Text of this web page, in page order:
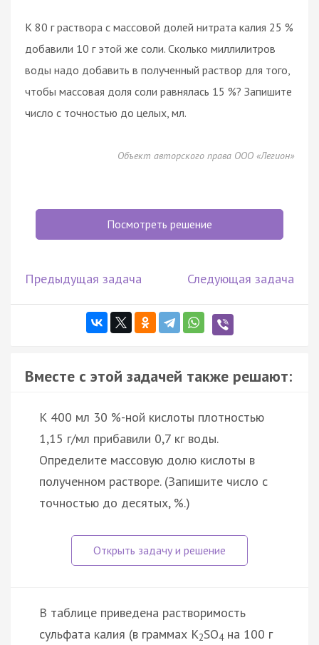
К 80 г раствора с массовой долей нитрата калия 25 %
добавили 10 г этой же соли. Сколько миллилитров
воды надо добавить в полученный раствор для того,
чтобы массовая доля соли равнялась 15 %? Запишите
число с точностью до целых, мл.
Объект авторского права ООО «Легион»
Посмотреть решение
Предыдущая задача Следующая задача
Вместе с этой задачей также решают:
К 400 мл 30 %-ной кислоты плотностью
1,15 г/мл прибавили 0,7 кг воды.
Определите массовую долю кислоты в
полученном растворе. (Запишите число с
точностью до десятых, %.)
В таблице приведена растворимость
сульфата калия (в граммах К2SO4на 100 г